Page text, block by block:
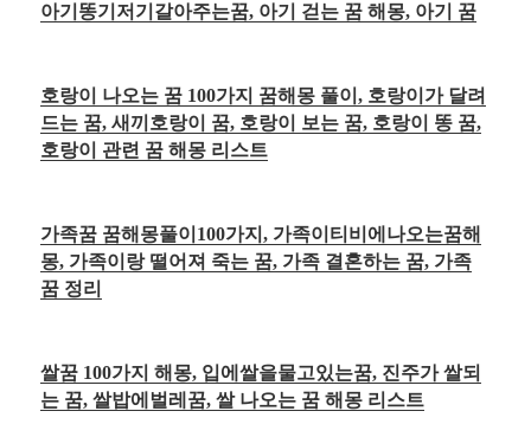
아기똥기저기갈아주는꿈, 아기 걷는 꿈 해몽, 아기 꿈
호랑이 나오는 꿈 100가지 꿈해몽 풀이, 호랑이가 달려
드는 꿈, 새끼호랑이 꿈, 호랑이 보는 꿈, 호랑이 똥 꿈,
호랑이 관련 꿈 해몽 리스트
가족꿈 꿈해몽풀이100가지, 가족이티비에나오는꿈해
몽, 가족이랑 떨어져 죽는 꿈, 가족 결혼하는 꿈, 가족
꿈 정리
쌀꿈 100가지 해몽, 입에쌀을물고있는꿈, 진주가 쌀되
는 꿈, 쌀밥에벌레꿈, 쌀 나오는 꿈 해몽 리스트